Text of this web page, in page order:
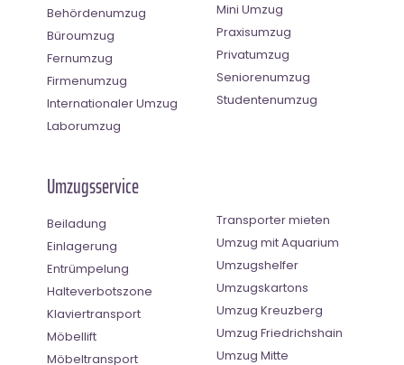
Behördenumzug
Büroumzug
Fernumzug
Firmenumzug
Internationaler Umzug
Laborumzug
Mini Umzug
Praxisumzug
Privatumzug
Seniorenumzug
Studentenumzug
Umzugsservice
Beiladung
Einlagerung
Entrümpelung
Halteverbotszone
Klaviertransport
Möbellift
Möbeltransport
Transporter mieten
Umzug mit Aquarium
Umzugshelfer
Umzugskartons
Umzug Kreuzberg
Umzug Friedrichshain
Umzug Mitte